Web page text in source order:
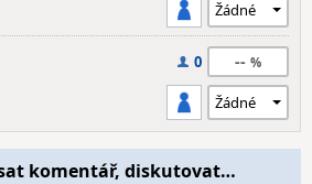
0 --
komentář, diskutovat…